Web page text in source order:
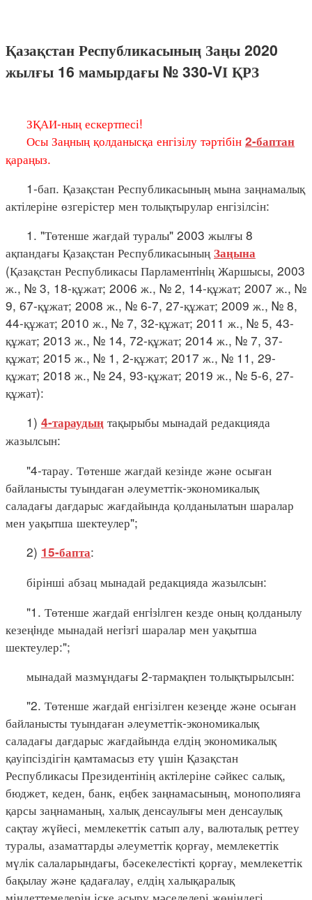
Қазақстан Республикасының Заңы 2020
жылғы 16 мамырдағы № 330-VІ ҚРЗ
ЗҚАИ-ның ескертпесі!
Осы Заңның қолданысқа енгізілу тәртібін 2-баптан
қараңыз.
1-бап. Қазақстан Республикасының мына заңнамалық
актілеріне өзгерістер мен толықтырулар енгізілсін:
1. "Төтенше жағдай туралы" 2003 жылғы 8
ақпандағы Қазақстан Республикасының Заңына
(Қазақстан Республикасы Парламентiнiң Жаршысы, 2003
ж., № 3, 18-құжат; 2006 ж., № 2, 14-құжат; 2007 ж., №
9, 67-құжат; 2008 ж., № 6-7, 27-құжат; 2009 ж., № 8,
44-құжат; 2010 ж., № 7, 32-құжат; 2011 ж., № 5, 43-
құжат; 2013 ж., № 14, 72-құжат; 2014 ж., № 7, 37-
құжат; 2015 ж., № 1, 2-құжат; 2017 ж., № 11, 29-
құжат; 2018 ж., № 24, 93-құжат; 2019 ж., № 5-6, 27-
құжат):
1) 4-тараудың тақырыбы мынадай редакцияда
жазылсын:
"4-тарау. Төтенше жағдай кезінде және осыған
байланысты туындаған әлеуметтік-экономикалық
саладағы дағдарыс жағдайында қолданылатын шаралар
мен уақытша шектеулер";
2) 15-бапта:
бірінші абзац мынадай редакцияда жазылсын:
"1. Төтенше жағдай енгiзiлген кезде оның қолданылу
кезеңiнде мынадай негiзгi шаралар мен уақытша
шектеулер:";
мынадай мазмұндағы 2-тармақпен толықтырылсын:
"2. Төтенше жағдай енгізілген кезеңде және осыған
байланысты туындаған әлеуметтік-экономикалық
саладағы дағдарыс жағдайында елдің экономикалық
қауіпсіздігін қамтамасыз ету үшін Қазақстан
Республикасы Президентінің актілеріне сәйкес салық,
бюджет, кеден, банк, еңбек заңнамасының, монополияға
қарсы заңнаманың, халық денсаулығы мен денсаулық
сақтау жүйесі, мемлекеттік сатып алу, валюталық реттеу
туралы, азаматтарды әлеуметтік қорғау, мемлекеттік
мүлік салаларындағы, бәсекелестікті қорғау, мемлекеттік
бақылау және қадағалау, елдің халықаралық